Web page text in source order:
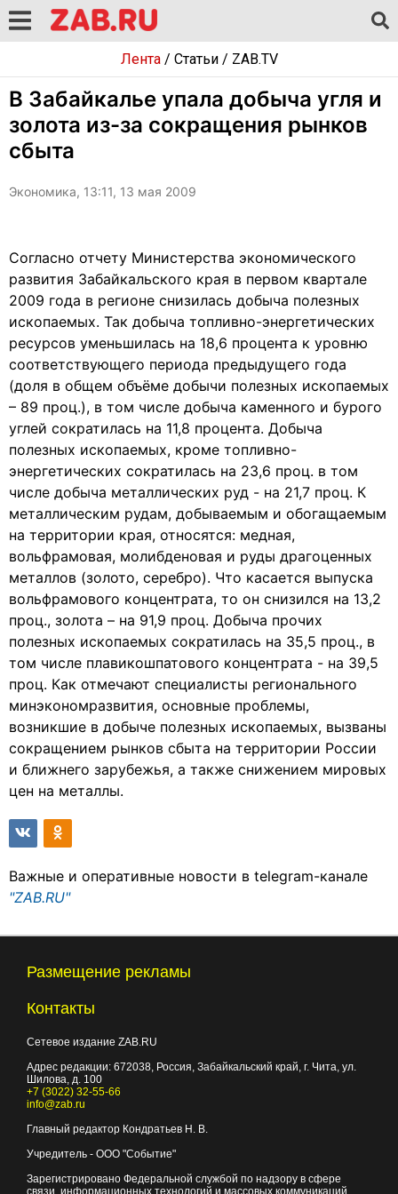
Лента/ Статьи/ ZAB.TV
В Забайкалье упала добыча угля и
золота из-за сокращения рынков
сбыта
Экономика, 13:11, 13 мая 2009
Согласно отчету Министерства экономического
развития Забайкальского края в первом квартале
2009 года в регионе снизилась добыча полезных
ископаемых. Так добыча топливно-энергетических
ресурсов уменьшилась на 18,6 процента к уровню
соответствующего периода предыдущего года
(доля в общем объёме добычи полезных ископаемых
– 89 проц.), в том числе добыча каменного и бурого
углей сократилась на 11,8 процента. Добыча
полезных ископаемых, кроме топливно-
энергетических сократилась на 23,6 проц. в том
числе добыча металлических руд - на 21,7 проц. К
металлическим рудам, добываемым и обогащаемым
на территории края, относятся: медная,
вольфрамовая, молибденовая и руды драгоценных
металлов (золото, серебро). Что касается выпуска
вольфрамового концентрата, то он снизился на 13,2
проц., золота – на 91,9 проц. Добыча прочих
полезных ископаемых сократилась на 35,5 проц., в
том числе плавикошпатового концентрата - на 39,5
проц. Как отмечают специалисты регионального
минэкономразвития, основные проблемы,
возникшие в добыче полезных ископаемых, вызваны
сокращением рынков сбыта на территории России
и ближнего зарубежья, а также снижением мировых
цен на металлы.
Важные и оперативные новости в telegram-канале
"ZAB.RU"
Размещение рекламы
Контакты
Сетевое издание ZAB.RU
Адрес редакции: 672038, Россия, Забайкальский край, г. Чита, ул.
Шилова, д. 100
+7 (3022) 32-55-66
info@zab.ru
Главный редактор Кондратьев Н. В.
Учредитель - ООО "Событие"
Зарегистрировано Федеральной службой по надзору в сфере
связи, информационных технологий и массовых коммуникаций.